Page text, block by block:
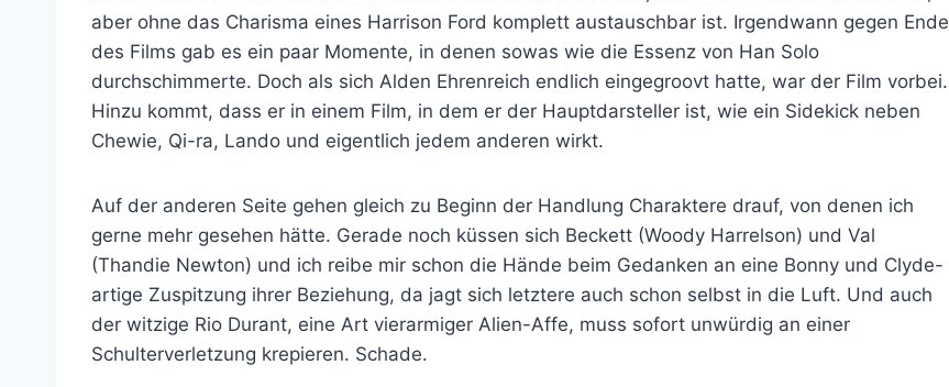
aber ohne das Charisma eines Harrison Ford komplett austauschbar ist. Irgendwann gegen Ende
des Films gab es ein paar Momente, in denen sowas wie die Essenz von Han Solo
durchschimmerte. Doch als sich Alden Ehrenreich endlich eingegroovt hatte, war der Film vorbei.
Hinzu kommt, dass er in einem Film, in dem er der Hauptdarsteller ist, wie ein Sidekick neben
Chewie, Qi-ra, Lando und eigentlich jedem anderen wirkt.
Auf der anderen Seite gehen gleich zu Beginn der Handlung Charaktere drauf, von denen ich
gerne mehr gesehen hätte. Gerade noch küssen sich Beckett (Woody Harrelson) und Val
(Thandie Newton) und ich reibe mir schon die Hände beim Gedanken an eine Bonny und Clyde-
artige Zuspitzung ihrer Beziehung, da jagt sich letztere auch schon selbst in die Luft. Und auch
der witzige Rio Durant, eine Art vierarmiger Alien-Affe, muss sofort unwürdig an einer
Schulterverletzung krepieren. Schade.